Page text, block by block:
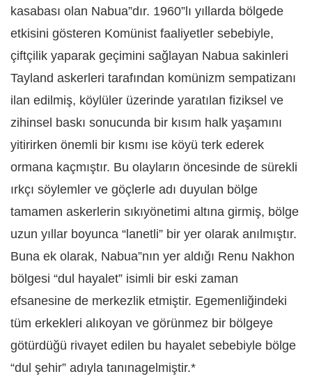
kasabası olan Nabua”dır. 1960”lı yıllarda bölgede
etkisini gösteren Komünist faaliyetler sebebiyle,
çiftçilik yaparak geçimini sağlayan Nabua sakinleri
Tayland askerleri tarafından komünizm sempatizanı
ilan edilmiş, köylüler üzerinde yaratılan fiziksel ve
zihinsel baskı sonucunda bir kısım halk yaşamını
yitirirken önemli bir kısmı ise köyü terk ederek
ormana kaçmıştır. Bu olayların öncesinde de sürekli
ırkçı söylemler ve göçlerle adı duyulan bölge
tamamen askerlerin sıkıyönetimi altına girmiş, bölge
uzun yıllar boyunca “lanetli” bir yer olarak anılmıştır.
Buna ek olarak, Nabua”nın yer aldığı Renu Nakhon
bölgesi “dul hayalet” isimli bir eski zaman
efsanesine de merkezlik etmiştir. Egemenliğindeki
tüm erkekleri alıkoyan ve görünmez bir bölgeye
götürdüğü rivayet edilen bu hayalet sebebiyle bölge
“dul şehir” adıyla tanınagelmiştir.*